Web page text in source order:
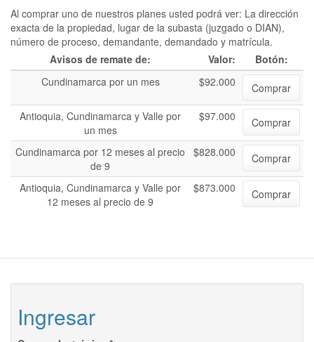
Al comprar uno de nuestros planes usted podrá ver: La dirección
exacta de la propiedad, lugar de la subasta (juzgado o DIAN),
número de proceso, demandante, demandado y matrícula.
Avisos de remate de:
Valor:
Botón:
Cundinamarca por un mes
$92.000
Comprar
Antioquia, Cundinamarca y Valle por
un mes
$97.000 Comprar
Cundinamarca por 12 meses al precio
de 9
$828.000 Comprar
Antioquia, Cundinamarca y Valle por
12 meses al precio de 9
$873.000 Comprar
Ingresar